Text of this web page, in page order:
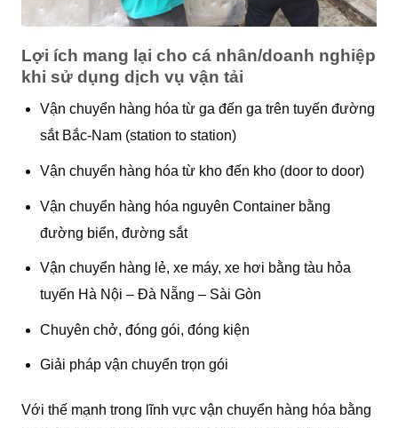
Lợi ích mang lại cho cá nhân/doanh nghiệp
khi sử dụng dịch vụ vận tải
Vận chuyển hàng hóa từ ga đến ga trên tuyến đường
sắt Bắc-Nam (station to station)
Vận chuyển hàng hóa từ kho đến kho (door to door)
Vận chuyển hàng hóa nguyên Container bằng
đường biển, đường sắt
Vận chuyển hàng lẻ, xe máy, xe hơi bằng tàu hỏa
tuyến Hà Nội – Đà Nẵng – Sài Gòn
Chuyên chở, đóng gói, đóng kiện
Giải pháp vận chuyển trọn gói
Với thế mạnh trong lĩnh vực vận chuyển hàng hóa bằng